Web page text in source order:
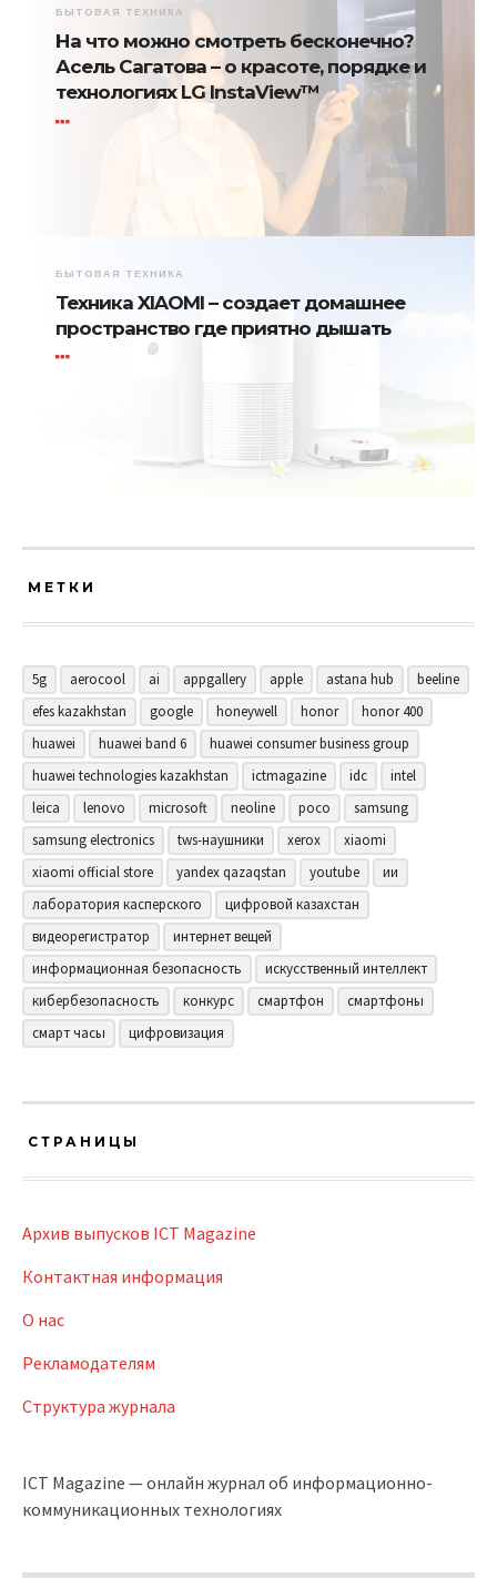
БЫТОВАЯ ТЕХНИКА
На что можно смотреть бесконечно?
Асель Сагатова – о красоте, порядке и
технологиях LG InstaView™
БЫТОВАЯ ТЕХНИКА
Техника XIAOMI – создает домашнее
пространство где приятно дышать
МЕТКИ
5g aerocool ai appgallery apple astana hub
beeline
efes kazakhstan
google honeywell honor
honor 400
huawei
huawei band 6
huawei consumer business group
huawei technologies kazakhstan
ictmagazine idc
intel
leica
lenovo microsoft neoline poco
samsung
samsung electronics
tws-наушники xerox
xiaomi
xiaomi official store
yandex qazaqstan youtube
ии
лаборатория касперского
цифровой казахстан
видеорегистратор
интернет вещей
информационная безопасность
искусственный интеллект
кибербезопасность
конкурс смартфон
смартфоны
смарт часы
цифровизация
СТРАНИЦЫ
Архив выпусков ICT Magazine
Контактная информация
О нас
Рекламодателям
Структура журнала
ICT Magazine — онлайн журнал об информационно-
коммуникационных технологиях